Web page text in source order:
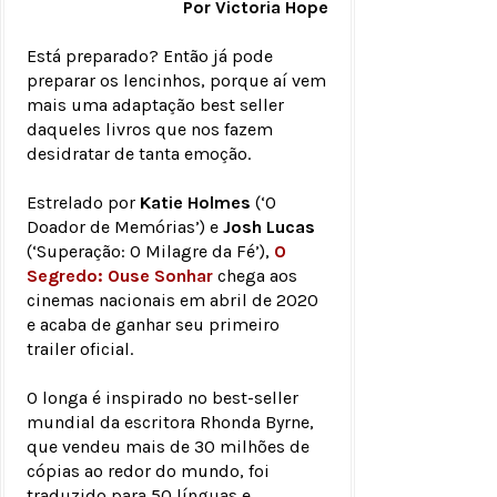
Por Victoria Hope
Está preparado? Então já pode
preparar os lencinhos, porque aí vem
mais uma adaptação best seller
daqueles livros que nos fazem
desidratar de tanta emoção.
Estrelado por Katie Holmes (‘O
Doador de Memórias’) e Josh Lucas
(‘Superação: O Milagre da Fé’), O
Segredo: Ouse Sonhar chega aos
cinemas nacionais em abril de 2020
e acaba de ganhar seu primeiro
trailer oficial.
O longa é inspirado no best-seller
mundial da escritora Rhonda Byrne,
que vendeu mais de 30 milhões de
cópias ao redor do mundo, foi